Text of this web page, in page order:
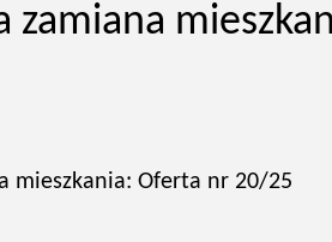
zamiana
mieszkania: Oferta nr 20/25